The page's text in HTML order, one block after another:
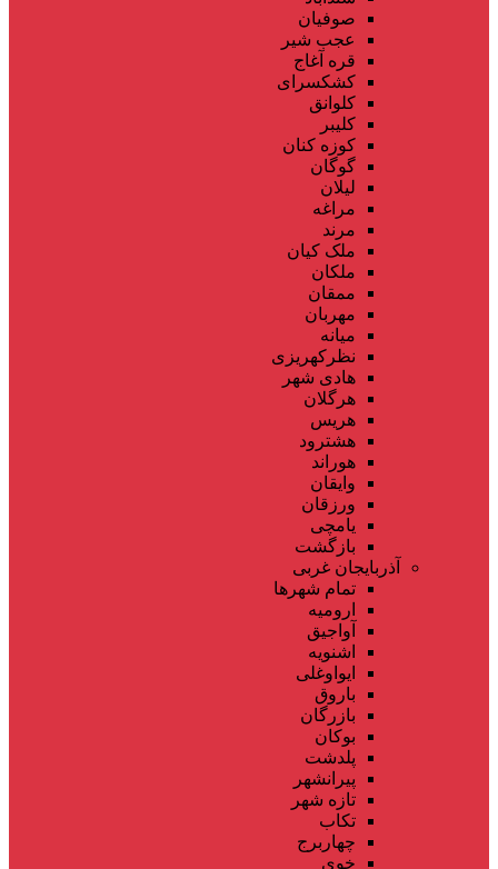
صوفیان
عجب شیر
قره آغاج
کشکسرای
کلوانق
کلیبر
کوزه کنان
گوگان
لیلان
مراغه
مرند
ملک کیان
ملکان
ممقان
مهربان
میانه
نظرکهریزی
هادی شهر
هرگلان
هریس
هشترود
هوراند
وایقان
ورزقان
یامچی
بازگشت
آذربایجان غربی
تمام شهر‌ها
ارومیه
آواجیق
اشنویه
ایواوغلی
باروق
بازرگان
بوکان
پلدشت
پیرانشهر
تازه شهر
تکاب
چهاربرج
خوی